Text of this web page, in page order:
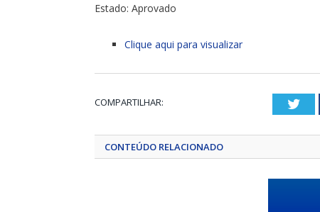
Estado: Aprovado
Clique aqui para visualizar
COMPARTILHAR:
CONTEÚDO RELACIONADO